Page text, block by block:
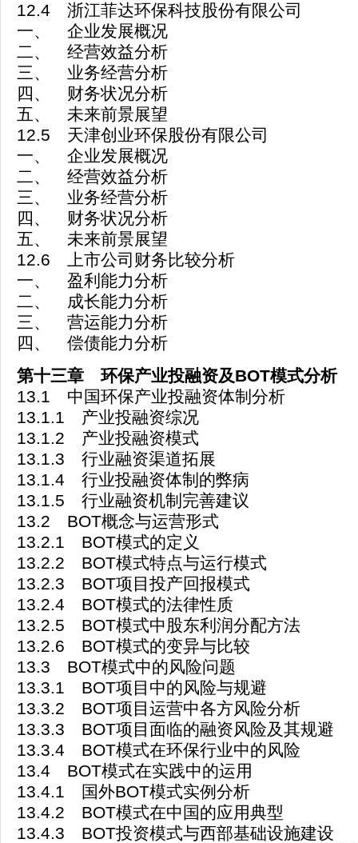
12.4 浙江菲达环保科技股份有限公司
一、 企业发展概况
二、 经营效益分析
三、 业务经营分析
四、 财务状况分析
五、 未来前景展望
12.5 天津创业环保股份有限公司
一、 企业发展概况
二、 经营效益分析
三、 业务经营分析
四、 财务状况分析
五、 未来前景展望
12.6 上市公司财务比较分析
一、 盈利能力分析
二、 成长能力分析
三、 营运能力分析
四、 偿债能力分析
第十三章 环保产业投融资及BOT模式分析
13.1 中国环保产业投融资体制分析
13.1.1 产业投融资综况
13.1.2 产业投融资模式
13.1.3 行业融资渠道拓展
13.1.4 行业投融资体制的弊病
13.1.5 行业融资机制完善建议
13.2 BOT概念与运营形式
13.2.1 BOT模式的定义
13.2.2 BOT模式特点与运行模式
13.2.3 BOT项目投产回报模式
13.2.4 BOT模式的法律性质
13.2.5 BOT模式中股东利润分配方法
13.2.6 BOT模式的变异与比较
13.3 BOT模式中的风险问题
13.3.1 BOT项目中的风险与规避
13.3.2 BOT项目运营中各方风险分析
13.3.3 BOT项目面临的融资风险及其规避
13.3.4 BOT模式在环保行业中的风险
13.4 BOT模式在实践中的运用
13.4.1 国外BOT模式实例分析
13.4.2 BOT模式在中国的应用典型
13.4.3 BOT投资模式与西部基础设施建设